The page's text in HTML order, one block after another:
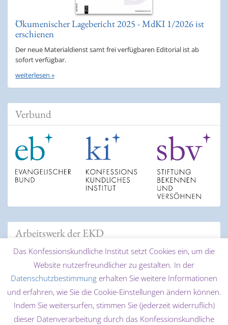
Ökumenischer Lagebericht 2025 - MdKI 1/2026 ist
erschienen
Der neue Materialdienst samt frei verfügbaren Editorial ist ab
sofort verfügbar.
weiterlesen »
Verbund
Arbeitswerk der EKD
Das Konfessionskundliche Institut setzt Cookies ein, um die
Website nutzerfreundlicher zu gestalten. In der
Datenschutzbestimmung erhalten Sie weitere Informationen
und erfahren, wie Sie die Cookie-Einstellungen ändern können.
Indem Sie weitersurfen, stimmen Sie (jederzeit widerruflich)
dieser Datenverarbeitung durch das Konfessionskundliche